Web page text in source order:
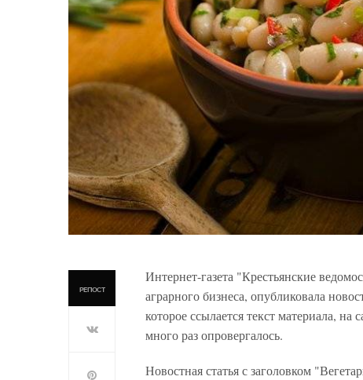
РЕПОСТ
Интернет-газета "Крестьянские
аграрного бизнеса, опубликовала
которое ссылается текст материала,
много раз опровергалось.
Новостная статья с заголовком